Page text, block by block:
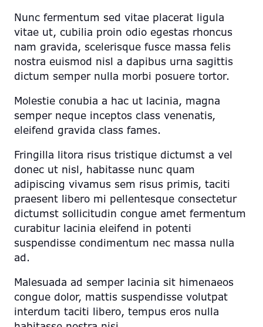
Nunc fermentum sed vitae placerat ligula
vitae ut, cubilia proin odio egestas rhoncus
nam gravida, scelerisque fusce massa felis
nostra euismod nisl a dapibus urna sagittis
dictum semper nulla morbi posuere tortor.
Molestie conubia a hac ut lacinia, magna
semper neque inceptos class venenatis,
eleifend gravida class fames.
Fringilla litora risus tristique dictumst a vel
donec ut nisl, habitasse nunc quam
adipiscing vivamus sem risus primis, taciti
praesent libero mi pellentesque consectetur
dictumst sollicitudin congue amet fermentum
curabitur lacinia eleifend in potenti
suspendisse condimentum nec massa nulla
ad.
Malesuada ad semper lacinia sit himenaeos
congue dolor, mattis suspendisse volutpat
interdum taciti libero, tempus eros nulla